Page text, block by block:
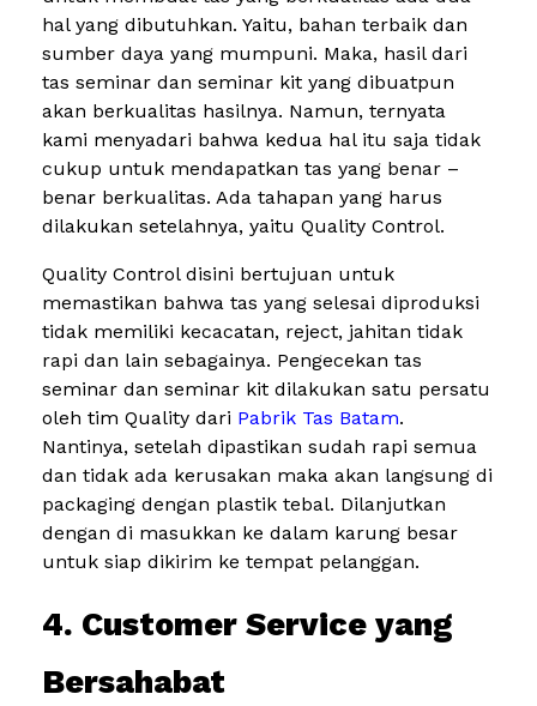
hal yang dibutuhkan. Yaitu, bahan terbaik dan
sumber daya yang mumpuni. Maka, hasil dari
tas seminar dan seminar kit yang dibuatpun
akan berkualitas hasilnya. Namun, ternyata
kami menyadari bahwa kedua hal itu saja tidak
cukup untuk mendapatkan tas yang benar –
benar berkualitas. Ada tahapan yang harus
dilakukan setelahnya, yaitu Quality Control.
Quality Control disini bertujuan untuk
memastikan bahwa tas yang selesai diproduksi
tidak memiliki kecacatan, reject, jahitan tidak
rapi dan lain sebagainya. Pengecekan tas
seminar dan seminar kit dilakukan satu persatu
oleh tim Quality dari Pabrik Tas Batam.
Nantinya, setelah dipastikan sudah rapi semua
dan tidak ada kerusakan maka akan langsung di
packaging dengan plastik tebal. Dilanjutkan
dengan di masukkan ke dalam karung besar
untuk siap dikirim ke tempat pelanggan.
4. Customer Service yang
Bersahabat